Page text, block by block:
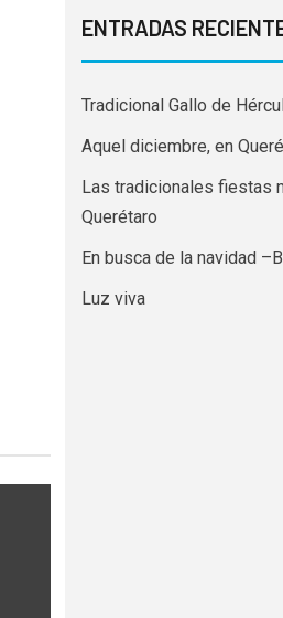
ENTRADAS
Tradicional Gallo de
Aquel diciembre, en
Las tradicionales fiestas
Querétaro
En busca de la navidad
Luz viva